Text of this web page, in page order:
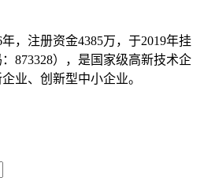
，注册资金4385万，于2019年挂
873328），是国家级高新技术企
业、创新型中小企业。